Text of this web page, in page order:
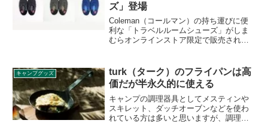
ズ」登場
Coleman（コールマン）の持ち運びに便
利な「トラベルルームシューズ」がしま
むらオンラインストア限定で販売されま
っても便利なアイテムです。詳細をレビ
ューします。
キャンプグッズ
turk（ターク）のフライパンは高
価だが半永久的に使える
キャンプの調理器具としてメスティンや
スキレット、ダッチオーブンなどを使わ
れている方は多いと思いますが、調理器